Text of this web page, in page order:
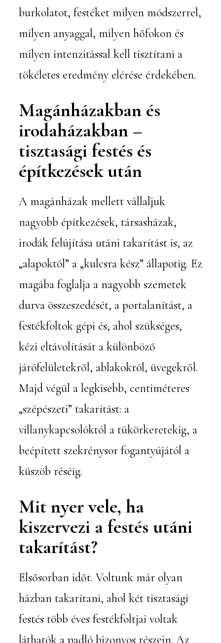
burkolatot, festéket milyen módszerrel,
milyen anyaggal, milyen hőfokon és
milyen intenzitással kell tisztítani a
tökéletes eredmény elérése érdekében.
Magánházakban és
irodaházakban –
tisztasági festés és
építkezések után
A magánházak mellett vállaljuk
nagyobb építkezések, társasházak,
irodák felújítása utáni takarítást is, az
„alapoktól” a „kulcsra kész” állapotig. Ez
magába foglalja a nagyobb szemetek
durva összeszedését, a portalanítást, a
festékfoltok gépi és, ahol szükséges,
kézi eltávolítását a különböző
járófelületekről, ablakokról, üvegekről.
Majd végül a legkisebb, centiméteres
„szépészeti” takarítást: a
villanykapcsolóktól a tükörkeretekig, a
beépített szekrénysor fogantyújától a
küszöb réséig.
Mit nyer vele, ha
kiszervezi a festés utáni
takarítást?
Elsősorban időt. Voltunk már olyan
házban takarítani, ahol két tisztasági
festés több éves festékfoltjai voltak
láthatók a padló bizonyos részein. Az